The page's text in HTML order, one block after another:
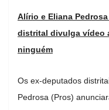
Alírio e Eliana
distrital divulga vídeo
ninguém
Os ex-deputados
Pedrosa (Pros)